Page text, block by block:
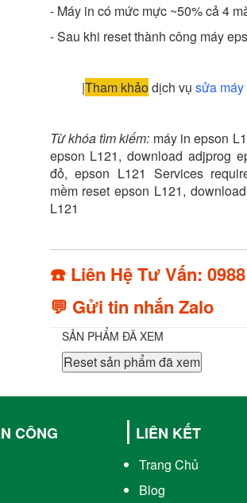
- Máy in có mức mực ~50% cả 4
- Sau khi reset thành công máy
|Tham khảo dịch vụ sửa
Từ khóa tìm kiếm: máy in epson
epson L121, download adjprog
đỏ, epson L121 Services
mềm reset epson L121,
L121
☎️ Liên Hệ Tư Vấn:
💬 Gửi tin nhắn Zalo
SẢN PHẨM ĐÃ XEM
Reset sản phẩm đã xem
CÔNG LIÊN KẾT
Trang Chủ
Blog